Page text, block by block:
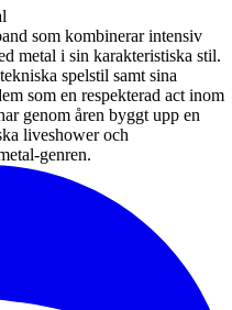
som kombinerar intensiv
metal i sin karakteristiska stil.
spelstil samt sina
som en respekterad act inom
genom åren byggt upp en
liveshower och
genren.